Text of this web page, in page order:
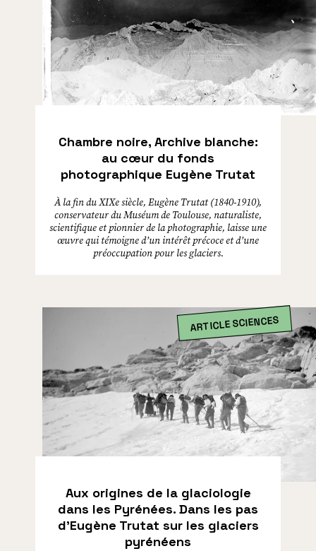
Chambre noire, Archive blanche:
au cœur du fonds
photographique Eugène Trutat
À la fin du XIXe siècle, Eugène Trutat (1840-1910),
conservateur du Muséum de Toulouse, naturaliste,
scientifique et pionnier de la photographie, laisse une
œuvre qui témoigne d’un intérêt précoce et d’une
préoccupation pour les glaciers.
ARTICLE SCIENCES
Aux origines de la glaciologie
dans les Pyrénées. Dans les pas
d’Eugène Trutat sur les glaciers
pyrénéens